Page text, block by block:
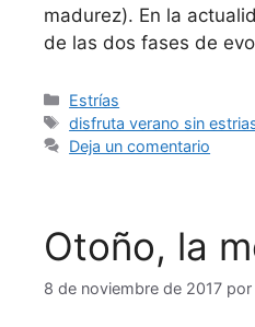
madurez). En la
de las dos fases de
Estrías
disfruta verano sin
Deja un comentario
Otoño, la
8 de noviembre de 2017 por